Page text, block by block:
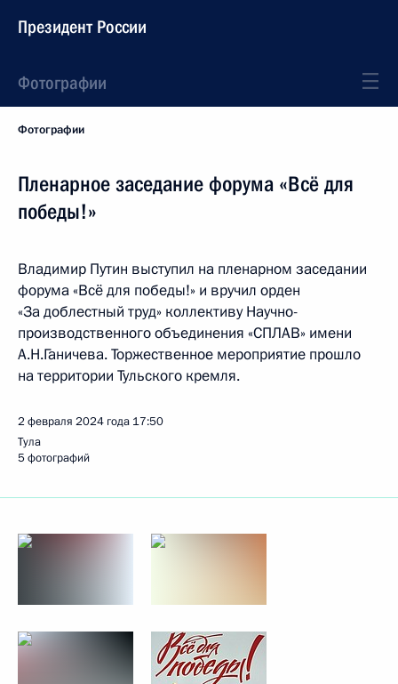
Президент России
Фотографии
Фотографии
Пленарное заседание форума «Всё для
победы!»
Владимир Путин выступил на пленарном заседании
форума «Всё для победы!» и вручил орден
«За доблестный труд» коллективу Научно-
производственного объединения «СПЛАВ» имени
А.Н.Ганичева. Торжественное мероприятие прошло
на территории Тульского кремля.
2 февраля 2024 года 17:50
Тула
5 фотографий